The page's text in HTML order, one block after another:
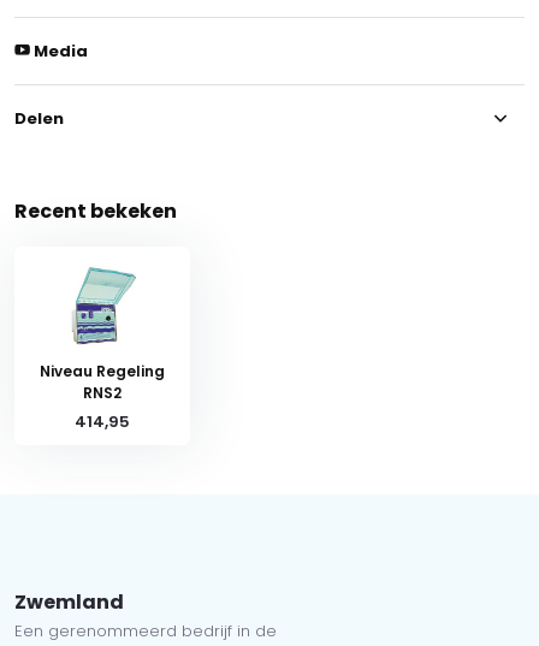
Media
Delen
Recent bekeken
Niveau Regeling
RNS2
414,95
Zwemland
Een gerenommeerd bedrijf in de